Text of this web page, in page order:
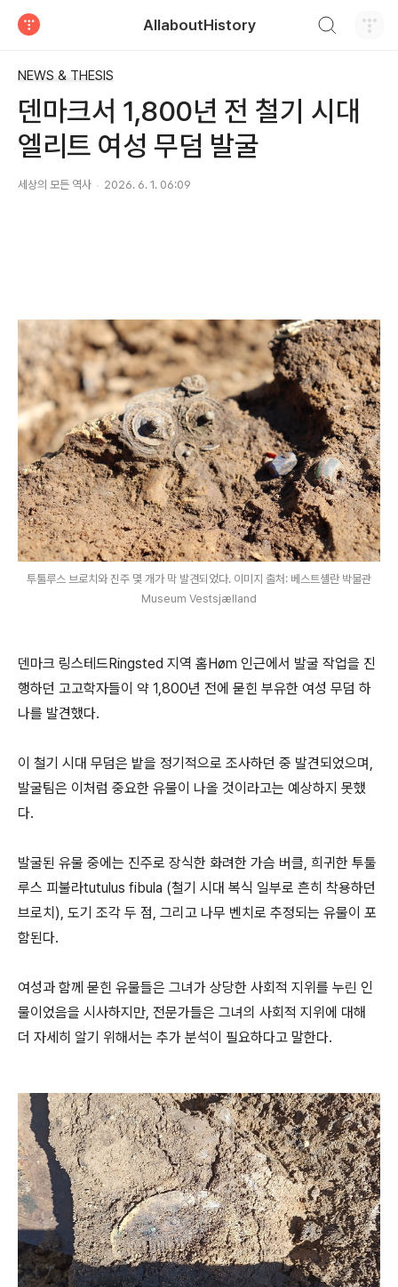
AllaboutHistory
NEWS & THESIS
덴마크서 1,800년 전 철기 시대
엘리트 여성 무덤 발굴
세상의 모든 역사 2026. 6. 1. 06:09
투툴루스 브로치와 진주 몇 개가 막 발견되었다. 이미지 출처: 베스트셸란 박물관
Museum Vestsjælland
덴마크 링스테드Ringsted 지역 홈Høm 인근에서 발굴 작업을 진
행하던 고고학자들이 약 1,800년 전에 묻힌 부유한 여성 무덤 하
나를 발견했다.
이 철기 시대 무덤은 밭을 정기적으로 조사하던 중 발견되었으며,
발굴팀은 이처럼 중요한 유물이 나올 것이라고는 예상하지 못했
다.
발굴된 유물 중에는 진주로 장식한 화려한 가슴 버클, 희귀한 투툴
루스 피불라tutulus fibula (철기 시대 복식 일부로 흔히 착용하던
브로치), 도기 조각 두 점, 그리고 나무 벤치로 추정되는 유물이 포
함된다.
여성과 함께 묻힌 유물들은 그녀가 상당한 사회적 지위를 누린 인
물이었음을 시사하지만, 전문가들은 그녀의 사회적 지위에 대해
더 자세히 알기 위해서는 추가 분석이 필요하다고 말한다.